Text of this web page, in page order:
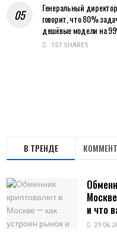
Генеральный
говорит, что 80%
дешёвые модели на
157 SHARES
В ТРЕНДЕ
и что